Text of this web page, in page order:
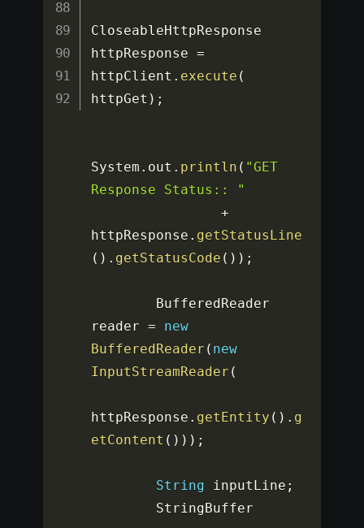
CloseableHttpResponse
httpResponse =
httpClient . execute (
httpGet ) ;
System . out . println ( "GET
Response Status:: "
+
httpResponse . getStatusLine
( ) . getStatusCode ( ) ) ;
reader =
new
BufferedReader ( new
InputStreamReader (
httpResponse . getEntity ( ) . g
etContent ( ) ) ) ;
String inputLine ;